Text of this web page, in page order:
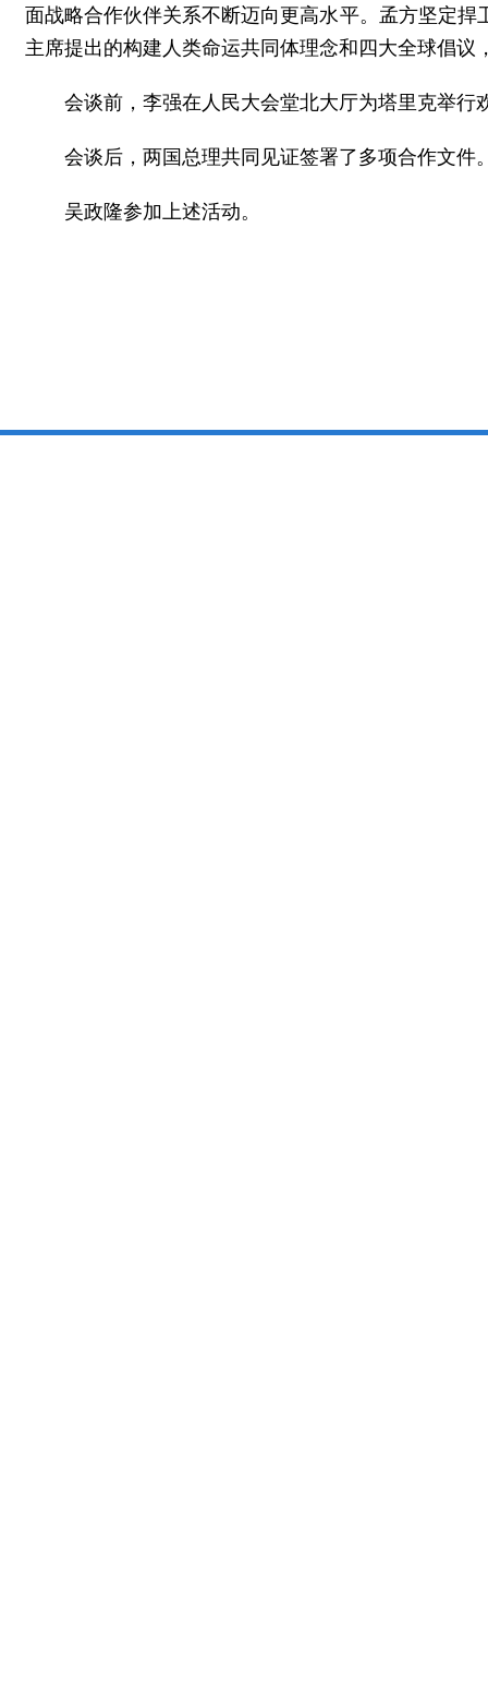
面战略合作伙伴关系不断迈向更高水平。孟方坚定
主席提出的构建人类命运共同体理念和四大全球倡
会谈前，李强在人民大会堂北大厅为塔里克举行
会谈后，两国总理共同见证签署了多项合作文件
吴政隆参加上述活动。